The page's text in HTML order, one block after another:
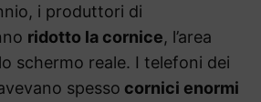
i produttori di
ridotto la cornice, l’area
schermo reale. I telefoni dei
spesso cornici enormi